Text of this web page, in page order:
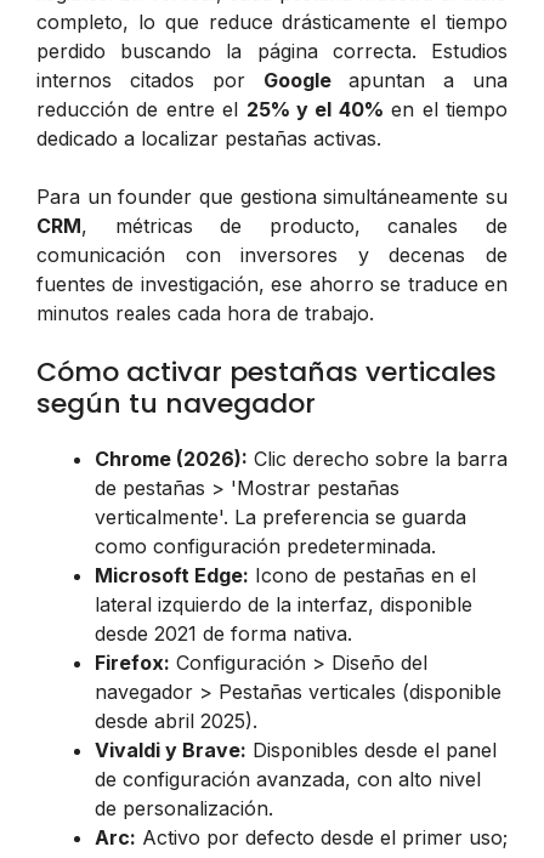
completo, lo que reduce drásticamente el tiempo
perdido buscando la página correcta. Estudios
internos citados por Googleapuntan a una
reducción de entre el 25% y el 40% en el tiempo
dedicado a localizar pestañas activas.
Para un founder que gestiona simultáneamente su
CRM, métricas de producto, canales de
comunicación con inversores y decenas de
fuentes de investigación, ese ahorro se traduce en
minutos reales cada hora de trabajo.
Cómo activar pestañas verticales
según tu navegador
Chrome (2026): Clic derecho sobre la barra
de pestañas > 'Mostrar pestañas
verticalmente'. La preferencia se guarda
como configuración predeterminada.
Microsoft Edge: Icono de pestañas en el
lateral izquierdo de la interfaz, disponible
desde 2021 de forma nativa.
Firefox: Configuración > Diseño del
navegador > Pestañas verticales (disponible
desde abril 2025).
Vivaldi y Brave: Disponibles desde el panel
de configuración avanzada, con alto nivel
de personalización.
Arc: Activo por defecto desde el primer uso;